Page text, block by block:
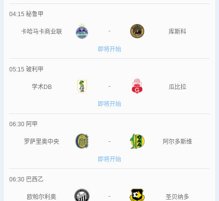
04:15 秘鲁甲
卡哈马卡商业联 - 库斯科
即将开始
05:15 玻利甲
学术DB - 瓜比拉
即将开始
06:30 阿甲
罗萨里奥中央 - 阿尔多斯维
即将开始
06:30 巴西乙
欧帕尔利奥 - 圣贝纳多